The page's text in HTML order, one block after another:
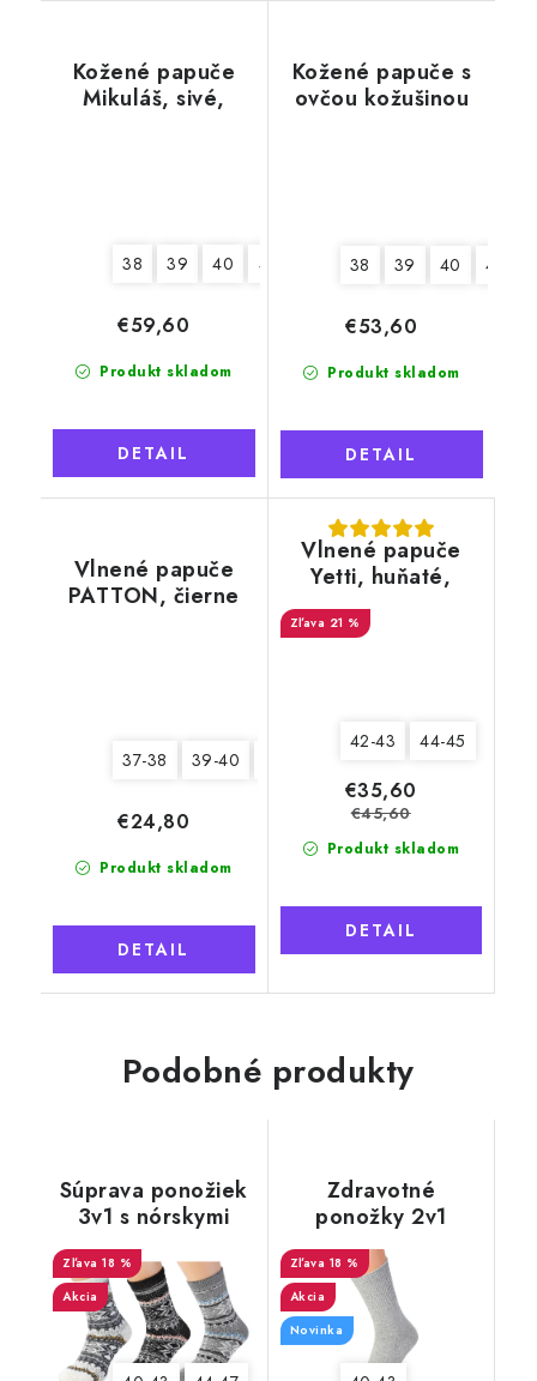
Kožené papuče
Mikuláš, sivé,
38 39 40 41 43 44 45 46
Produkt skladom
€59,60
DETAIL
Kožené papuče s
ovčou kožušinou
38 39 40 41
Produkt skladom
€53,60
DETAIL
Vlnené papuče
PATTON, čierne
37-38 39-40
Produkt skladom
€24,80
DETAIL
Vlnené papuče
Yetti, huňaté,
biele, s kožušinou
21 %
42-43 44-45
Produkt skladom
€35,60
€45,60
DETAIL
Podobné produkty
Súprava ponožiek
3v1 s nórskymi
motívmi pre
mužov, Natural
Wool 11
18 %
Akcia
Zdravotné
ponožky 2v1
Merino Natural
Wool 6 pánske,
šedé
18 %
Akcia
Novinka